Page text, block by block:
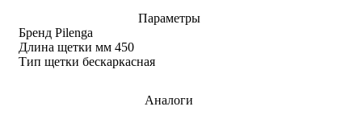
Параметры
Бренд Pilenga
Длина щетки мм 450
Тип щетки бескаркасная
Аналоги